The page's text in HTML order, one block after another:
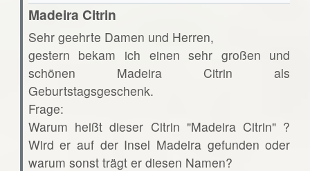
Madeira Citrin
Sehr geehrte Damen und Herren,
gestern bekam ich einen sehr großen und
schönen Madeira Citrin als
Geburtstagsgeschenk.
Frage:
Warum heißt dieser Citrin "Madeira Citrin" ?
Wird er auf der Insel Madeira gefunden oder
warum sonst trägt er diesen Namen?